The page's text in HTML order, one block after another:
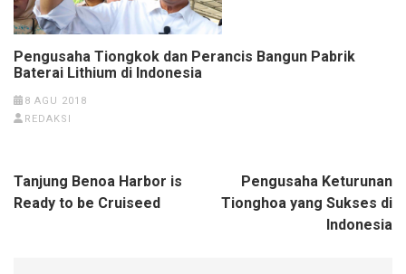
Pengusaha Tiongkok dan Perancis Bangun Pabrik
Baterai Lithium di Indonesia
8 AGU 2018
REDAKSI
Navigasi
pos
Tanjung Benoa Harbor is
Ready to be Cruiseed
Pengusaha Keturunan
Tionghoa yang Sukses di
Indonesia